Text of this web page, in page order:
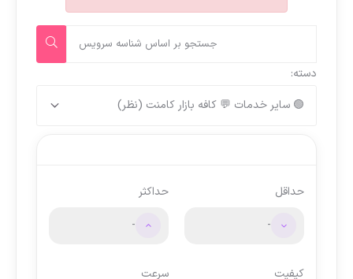
دسته:
حداقل
-
حداکثر
-
کیفیت سرعت